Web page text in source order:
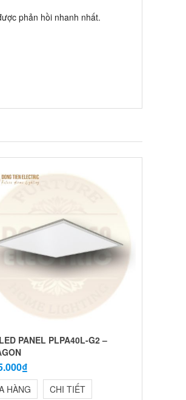
phản hồi nhanh nhất.
PANEL PLPA40L-G2 –
HÀNG CHI TIẾT